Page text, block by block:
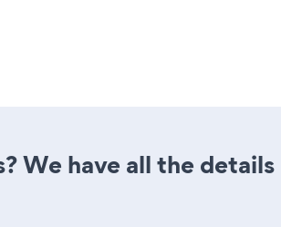
We have all the details